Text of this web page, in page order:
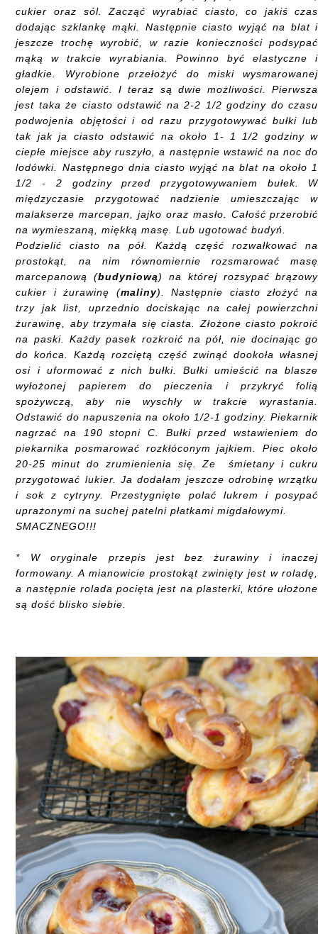
cukier oraz sól. Zacząć wyrabiać ciasto, co jakiś czas
dodając szklankę mąki. Następnie ciasto wyjąć na blat i
jeszcze trochę wyrobić, w razie konieczności podsypać
mąką w trakcie wyrabiania. Powinno być elastyczne i
gładkie. Wyrobione przełożyć do miski wysmarowanej
olejem i odstawić. I teraz są dwie możliwości. Pierwsza
jest taka że ciasto odstawić na 2-2 1/2 godziny do czasu
podwojenia objętości i od razu przygotowywać bułki lub
tak jak ja ciasto odstawić na około 1- 1 1/2 godziny w
ciepłe miejsce aby ruszyło, a następnie wstawić na noc do
lodówki. Następnego dnia ciasto wyjąć na blat na około 1
1/2 - 2 godziny przed przygotowywaniem bułek. W
międzyczasie przygotować nadzienie umieszczając w
malakserze marcepan, jajko oraz masło. Całość przerobić
na wymieszaną, miękką masę. Lub ugotować budyń.
Podzielić ciasto na pół. Każdą część rozwałkować na
prostokąt, na nim równomiernie rozsmarować masę
marcepanową (budyniową) na której rozsypać brązowy
cukier i żurawinę (maliny). Następnie ciasto złożyć na
trzy jak list, uprzednio dociskając na całej powierzchni
żurawinę, aby trzymała się ciasta. Złożone ciasto pokroić
na paski. Każdy pasek rozkroić na pół, nie docinając go
do końca. Każdą rozciętą część zwinąć dookoła własnej
osi i uformować z nich bułki. Bułki umieścić na blasze
wyłożonej papierem do pieczenia i przykryć folią
spożywczą, aby nie wyschły w trakcie wyrastania.
Odstawić do napuszenia na około 1/2-1 godziny. Piekarnik
nagrzać na 190 stopni C. Bułki przed wstawieniem do
piekarnika posmarować rozkłóconym jajkiem. Piec około
20-25 minut do zrumienienia się. Ze śmietany i cukru
przygotować lukier. Ja dodałam jeszcze odrobinę wrzątku
i sok z cytryny. Przestygnięte polać lukrem i posypać
uprażonymi na suchej patelni płatkami migdałowymi.
SMACZNEGO!!!
* W oryginale przepis jest bez żurawiny i inaczej
formowany. A mianowicie prostokąt zwinięty jest w roladę,
a następnie rolada pocięta jest na plasterki, które ułożone
są dość blisko siebie.